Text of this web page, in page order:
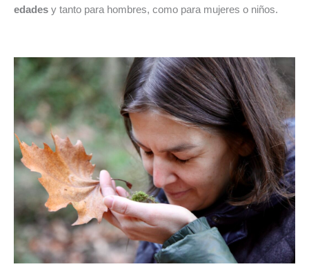
edades y tanto para hombres, como para mujeres o niños.